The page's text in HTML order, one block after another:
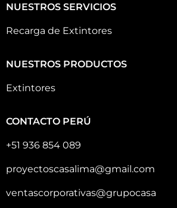
NUESTROS SERVICIOS
Recarga de Extintores
NUESTROS PRODUCTOS
Extintores
CONTACTO PERÚ
+51 936 854 089
proyectoscasalima@gmail.com
ventascorporativas@grupocasa